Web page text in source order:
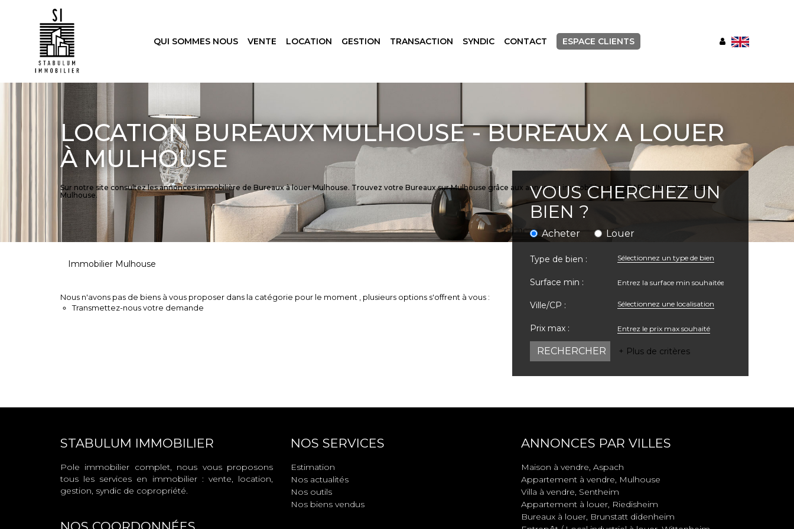
QUI SOMMES NOUS VENTE LOCATION GESTION TRANSACTION SYNDIC CONTACT ESPACE CLIENTS
LOCATION BUREAUX MULHOUSE - BUREAUX A LOUER
À MULHOUSE
Sur notre site consultez les annonces immobilière de Bureaux à louer Mulhouse. Trouvez votre Bureaux sur Mulhouse grâce aux annonces immobilières de STABULUM IMMOBILIER
Mulhouse.
VOUS CHERCHEZ UN
BIEN ?
Acheter Louer
Type de bien : Sélectionnez un type de bien
Surface min :
Ville/CP : Sélectionnez une localisation
Prix max :
+ Plus de critères
Immobilier Mulhouse
Nous n'avons pas de biens à vous proposer dans la catégorie pour le moment , plusieurs options s'offrent à vous :
Transmettez-nous votre demande
STABULUM IMMOBILIER
Pole immobilier complet, nous vous proposons
tous les services en immobilier : vente, location,
gestion, syndic de copropriété.
NOS SERVICES
Estimation
Nos actualités
Nos outils
Nos biens vendus
ANNONCES PAR VILLES
Maison à vendre, Aspach
Appartement à vendre, Mulhouse
Villa à vendre, Sentheim
Appartement à louer, Riedisheim
Bureaux à louer, Brunstatt didenheim